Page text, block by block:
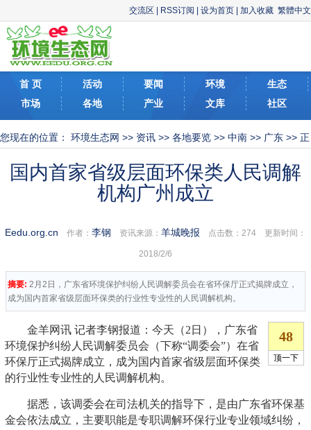
交流区 RSS订阅 设为首页 加入收藏 繁體中文
首 页 活动 要闻 环境
生态
市场
各地 产业 文库 社区
您现在的位置： 环境生态网 >> 资讯 >> 各地要览 >> 中南 >> 广东 >> 正
国内首家省级层面环保类人民调解
机构广州成立
Eedu.org.cn 作者： 李钢 资讯来源： 羊城晚报 点击数： 274 更新时间：
2018/2/6
摘要: 2月2日，广东省环境保护纠纷人民调解委员会在省环保厅正式揭牌成立，
成为国内首家省级层面环保类的行业性专业性的人民调解机构。
金羊网讯 记者李钢报道：今天（2日），广东省
环境保护纠纷人民调解委员会（下称“调委会”）在省
环保厅正式揭牌成立，成为国内首家省级层面环保类
的行业性专业性的人民调解机构。
据悉，该调委会在司法机关的指导下，是由广东省环保基
金会依法成立，主要职能是专职调解环保行业专业领域纠纷，